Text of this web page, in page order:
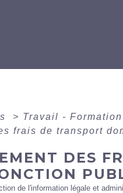
> Travail - Formation
frais de transport
DES
de l'information légale et